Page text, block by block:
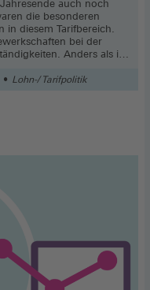
auch noch
die besonderen
in diesem Tarifbereich.
bei der
Anders als in
seit 2008 befristet
(bis 2010:
Lohn-/ Tarifpolitik